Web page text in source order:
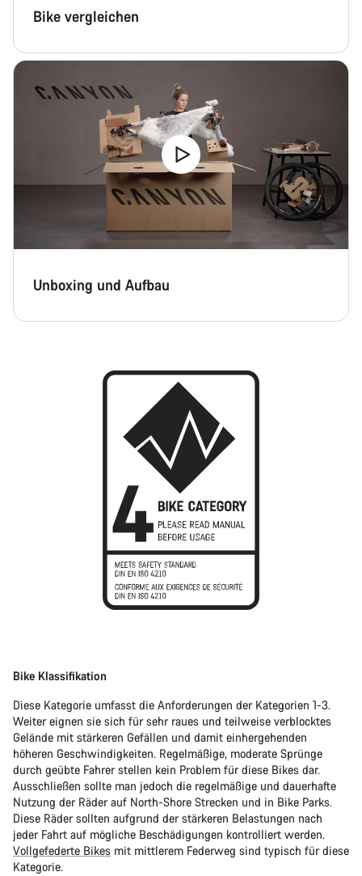
Bike vergleichen
Unboxing und Aufbau
Bike Klassifikation
Diese Kategorie umfasst die Anforderungen der Kategorien 1-3.
Weiter eignen sie sich für sehr raues und teilweise verblocktes
Gelände mit stärkeren Gefällen und damit einhergehenden
höheren Geschwindigkeiten. Regelmäßige, moderate Sprünge
durch geübte Fahrer stellen kein Problem für diese Bikes dar.
Ausschließen sollte man jedoch die regelmäßige und dauerhafte
Nutzung der Räder auf North-Shore Strecken und in Bike Parks.
Diese Räder sollten aufgrund der stärkeren Belastungen nach
jeder Fahrt auf mögliche Beschädigungen kontrolliert werden.
Vollgefederte Bikes mit mittlerem Federweg sind typisch für diese
Kategorie.